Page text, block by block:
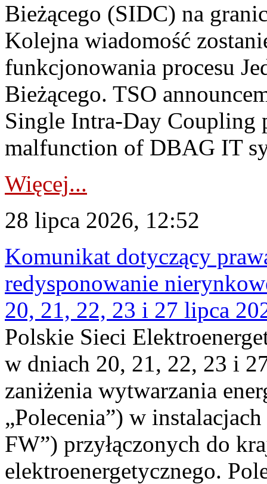
Bieżącego (SIDC) na
Kolejna wiadomość
funkcjonowania procesu
Bieżącego. TSO
Single Intra-Day Coupling
malfunction of DBAG IT
Więcej...
28 lipca 2026, 12:52
Komunikat dotyczący
redysponowanie
20, 21, 22, 23 i 27 lipca
Polskie Sieci
w dniach 20, 21, 22, 23 i
zaniżenia wytwarzania
„Polecenia”) w
FW”) przyłączonych do
elektroenergetycznego.